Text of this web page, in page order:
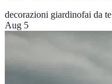
decorazioni giardinofai da te
Aug 5